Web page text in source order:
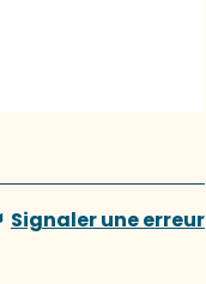
Signaler une erreur